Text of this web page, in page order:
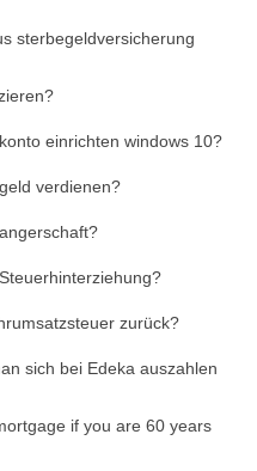
sterbegeldversicherung
einrichten windows 10?
verdienen?
zurück?
sich bei Edeka auszahlen
if you are 60 years